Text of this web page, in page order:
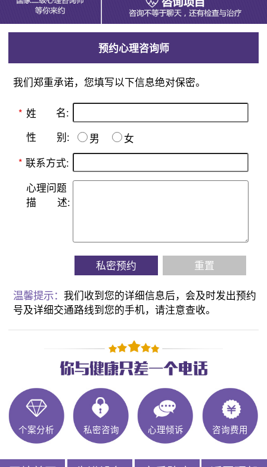
预约心理咨询师
我们郑重承诺，您填写以下信息绝对保密。
* 姓 名:
性 别: 男
女
* 联系方式:
心理问题
描
述:
私密预约 重置
温馨提示：我们收到您的详细信息后，会及时发出预约
号及详细交通路线到您的手机，请注意查收。
个案分析 私密咨询 心理倾诉 咨询费用